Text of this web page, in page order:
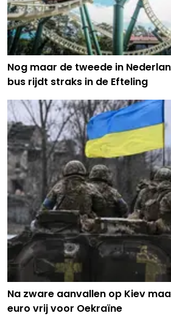
Nog maar de tweede in
bus rijdt straks in de Efteling
Na zware aanvallen op Kiev
euro vrij voor Oekraïne